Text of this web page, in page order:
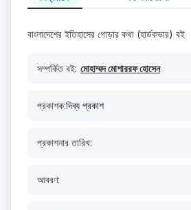
বাংলাদেশের ইতিহাসের গোড়ার কথা (হার্ডকভার) বই
সম্পর্কিত বই: মোহাম্মদ মোশাররফ হোসেন
প্রকাশক:দিব্য প্রকাশ
প্রকাশনার তারিখ:
আবরণ: